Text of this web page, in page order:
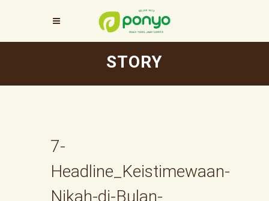
STORY
7-
Headline_Keistimewaan-
Nikah-di-Bulan-